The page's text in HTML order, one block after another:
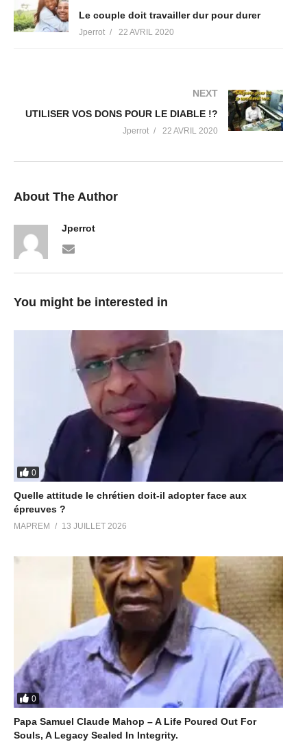
Le couple doit travailler dur pour durer
Jperrot 22 AVRIL 2020
NEXT
UTILISER VOS DONS POUR LE DIABLE !?
Jperrot 22 AVRIL 2020
About The Author
Jperrot
You might be interested in
0
Quelle attitude le chrétien doit-il adopter face aux
épreuves ?
MAPREM 13 JUILLET 2026
0
Papa Samuel Claude Mahop – A Life Poured Out For
Souls, A Legacy Sealed In Integrity.